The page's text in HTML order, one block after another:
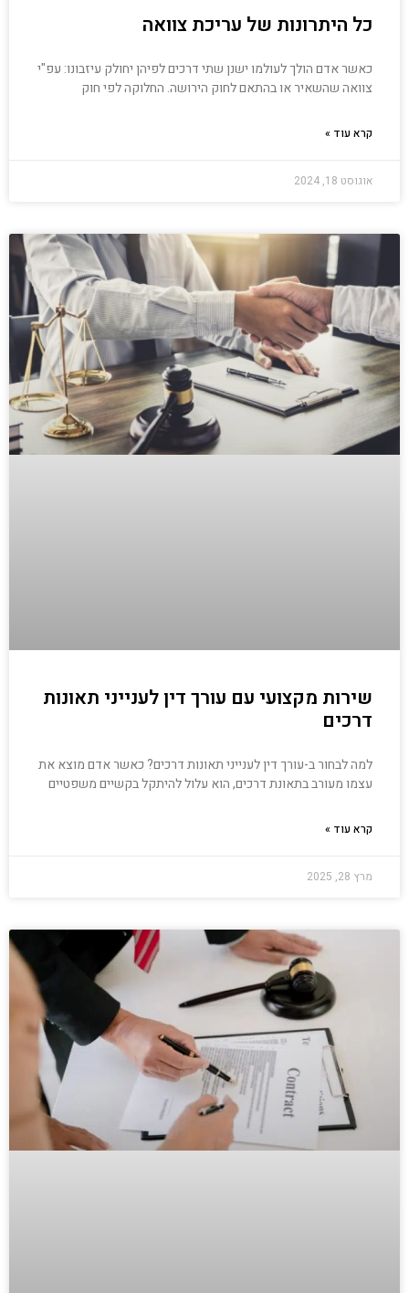
כל היתרונות של עריכת צוואה
כאשר אדם הולך לעולמו ישנן שתי דרכים לפיהן יחולק עיזבונו: עפ"י
צוואה שהשאיר או בהתאם לחוק הירושה. החלוקה לפי חוק
קרא עוד »
אוגוסט 18, 2024
שירות מקצועי עם עורך דין לענייני תאונות
דרכים
למה לבחור ב-עורך דין לענייני תאונות דרכים? כאשר אדם מוצא את
עצמו מעורב בתאונת דרכים, הוא עלול להיתקל בקשיים משפטיים
קרא עוד »
מרץ 28, 2025